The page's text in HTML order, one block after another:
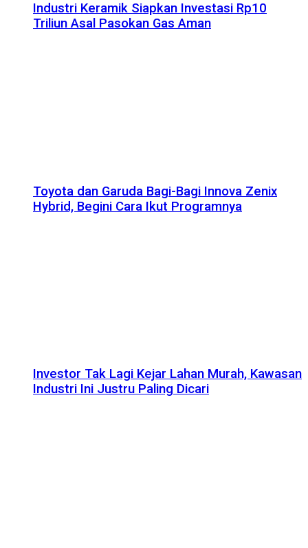
Industri Keramik Siapkan Investasi Rp10
Triliun Asal Pasokan Gas Aman
Toyota dan Garuda Bagi-Bagi Innova Zenix
Hybrid, Begini Cara Ikut Programnya
Investor Tak Lagi Kejar Lahan Murah, Kawasan
Industri Ini Justru Paling Dicari